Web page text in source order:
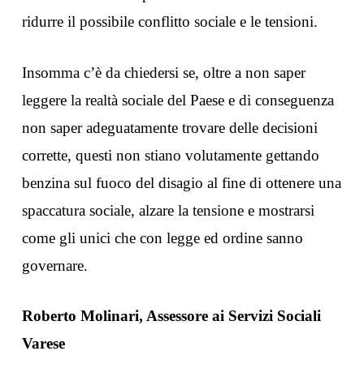
ridurre il possibile conflitto sociale e le tensioni.
Insomma c’è da chiedersi se, oltre a non saper
leggere la realtà sociale del Paese e di conseguenza
non saper adeguatamente trovare delle decisioni
corrette, questi non stiano volutamente gettando
benzina sul fuoco del disagio al fine di ottenere una
spaccatura sociale, alzare la tensione e mostrarsi
come gli unici che con legge ed ordine sanno
governare.
Roberto Molinari, Assessore ai Servizi Sociali
Varese